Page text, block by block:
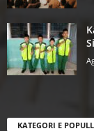
KATEGORI E